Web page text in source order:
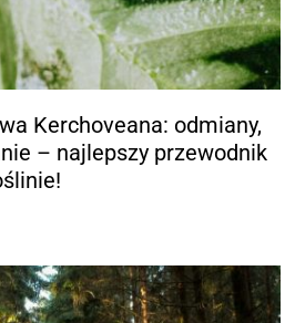
Kerchoveana: odmiany,
– najlepszy przewodnik